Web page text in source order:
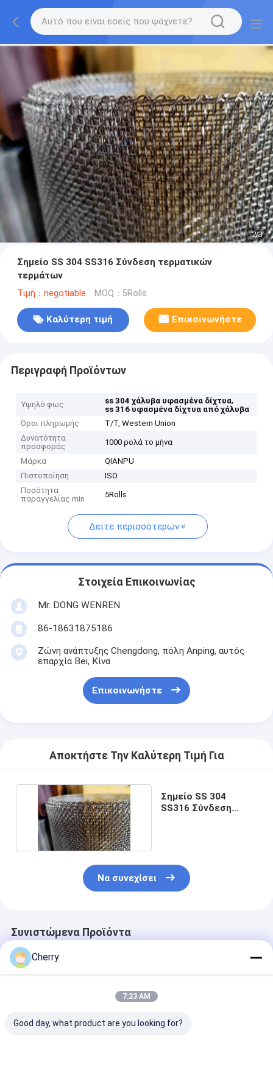
2/3
Σημείο SS 304 SS316 Σύνδεση τερματικών
τερμάτων
Τιμή：negotiable MOQ：5Rolls
Καλύτερη τιμή Επικοινωνήστε
Περιγραφή Προϊόντων
Υψηλό φως ss 304 χάλυβα υφασμένα δίχτυα,
ss 316 υφασμένα δίχτυα από χάλυβα
Όροι πληρωμής
T/T, Western Union
Δυνατότητα
προσφοράς
1000 ρολά το μήνα
Μάρκα
QIANPU
Πιστοποίηση
ISO
Ποσότητα
παραγγελίας min
5Rolls
Δείτε περισσότερων
Στοιχεία Επικοινωνίας
Mr. DONG WENREN
86-18631875186
Ζώνη ανάπτυξης Chengdong, πόλη Anping, αυτός
επαρχία Bei, Κίνα
Επικοινωνήστε
Αποκτήστε Την Καλύτερη Τιμή Για
Σημείο SS 304
SS316 Σύνδεση
Να συνεχίσει
Συνιστώμενα Προϊόντα
Cherry
7:23 AM
Good day, what product are you looking for?